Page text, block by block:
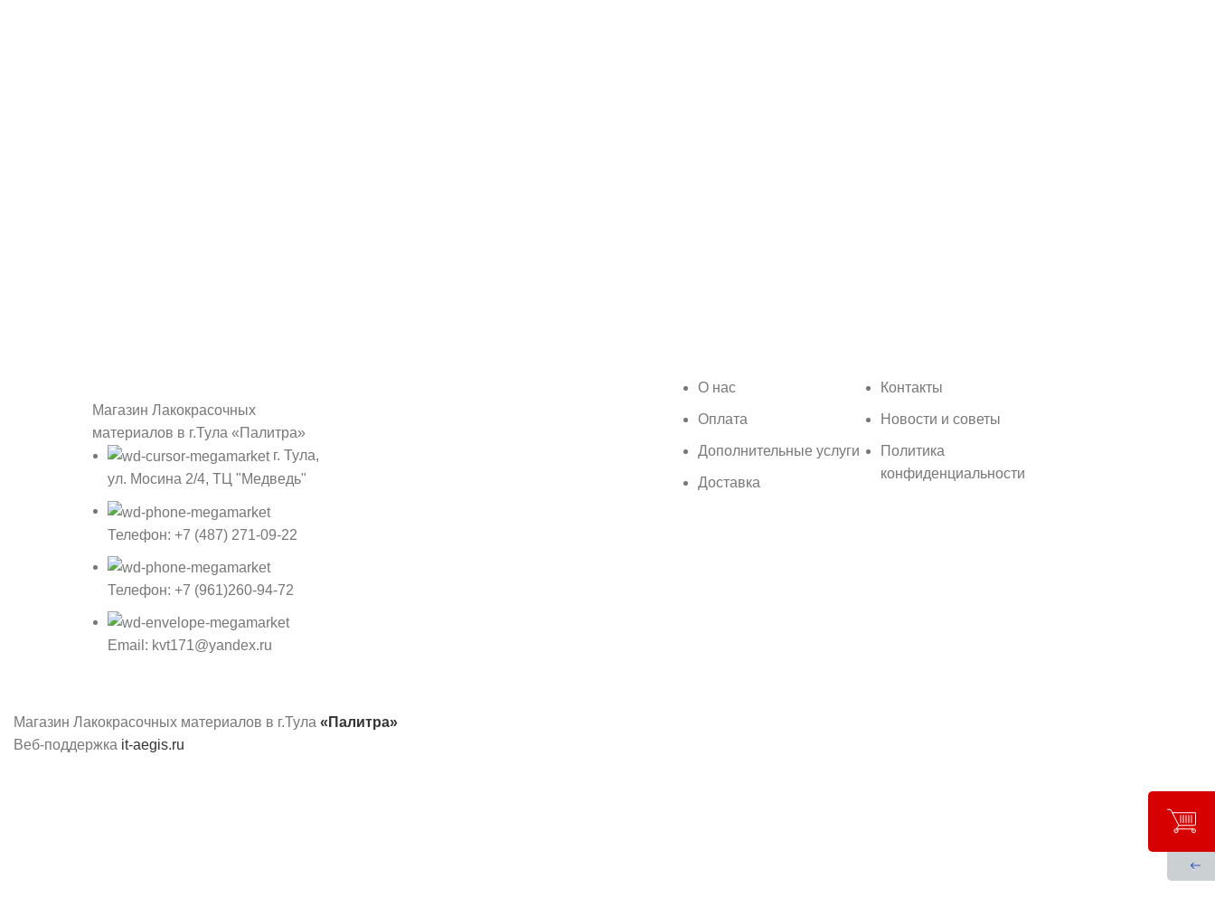
Магазин Лакокрасочных
материалов в г.Тула «Палитра»
г. Тула,
ул. Мосина 2/4, ТЦ "Медведь"
Телефон: +7 (487) 271-09-22
Телефон: +7 (961)260-94-72
Email: kvt171@yandex.ru
О нас
Оплата
Дополнительные услуги
Доставка
Контакты
Новости и советы
Политика
конфиденциальности
Магазин Лакокрасочных материалов в г.Тула «Палитра»
Веб-поддержка it-aegis.ru